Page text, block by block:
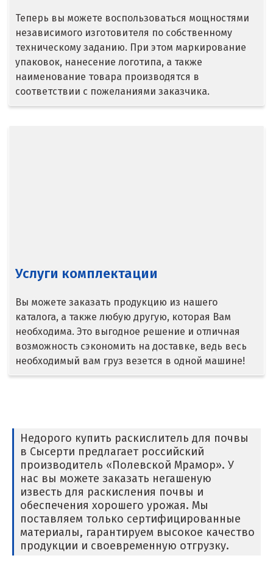
Люберцы
М
Магнитогорск
Махачкала
Наро-Фоминск
Невьянск
Нефтеюганск
Нижний Тагил
Новгород
Новокоалиновый
Новокузнецк
Новороссийск
Теперь вы можете воспользоваться мощностями
независимого изготовителя по собственному
техническому заданию. При этом маркирование
упаковок, нанесение логотипа, а также
наименование товара производятся в
соответствии с пожеланиями заказчика.
Услуги комплектации
Вы можете заказать продукцию из нашего
каталога, а также любую другую, которая Вам
необходима. Это выгодное решение и отличная
возможность сэкономить на доставке, ведь весь
необходимый вам груз везется в одной машине!
Недорого купить раскислитель для почвы
в Сысерти предлагает российский
производитель «Полевской Мрамор». У
нас вы можете заказать негашеную
известь для раскисления почвы и
обеспечения хорошего урожая. Мы
поставляем только сертифицированные
материалы, гарантируем высокое качество
продукции и своевременную отгрузку.